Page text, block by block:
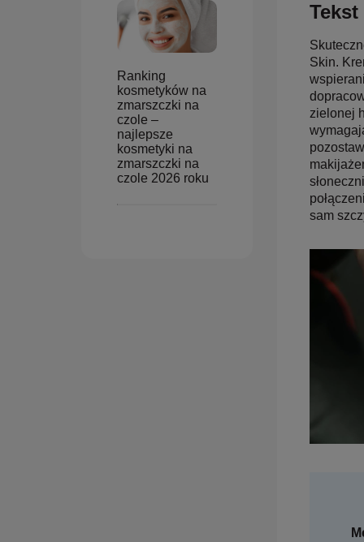
Ranking
kosmetyków na
zmarszczki na
czole –
najlepsze
kosmetyki na
zmarszczki na
czole 2026 roku
Skin.
zielonej
sam